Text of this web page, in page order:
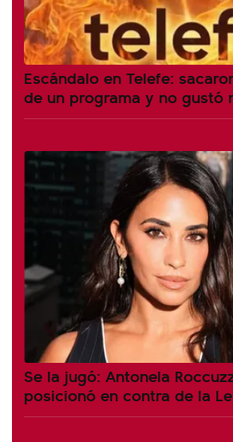
Escándalo en Telefe:
de un programa y no gustó
Se la jugó: Antonela
posicionó en contra de la